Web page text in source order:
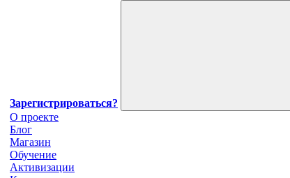
Зарегистрироваться?
О проекте
Блог
Магазин
Обучение
Активизации